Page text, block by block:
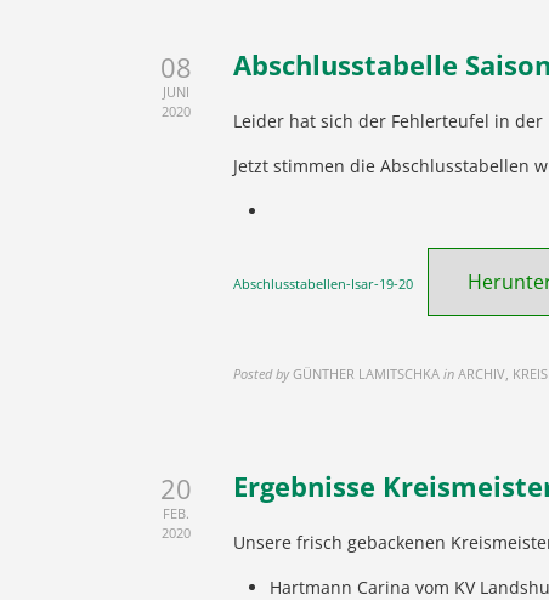
08
JUNI
2020
Abschlusstabelle
Leider hat sich der Fehlerteufel in der
Jetzt stimmen die Abschlusstabellen
Abschlusstabellen-Isar-19-20
Posted by GÜNTHER LAMITSCHKA in ARCHIV,
20
FEB.
2020
Ergebnisse
Unsere frisch gebackenen
Hartmann Carina vom KV